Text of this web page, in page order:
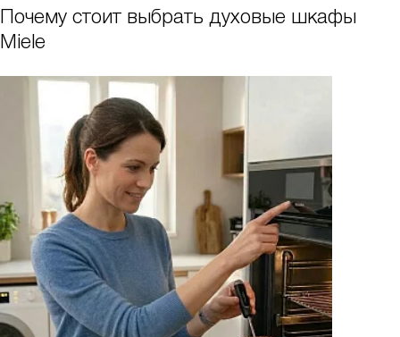
Почему стоит выбрать духовые шкафы
Miele